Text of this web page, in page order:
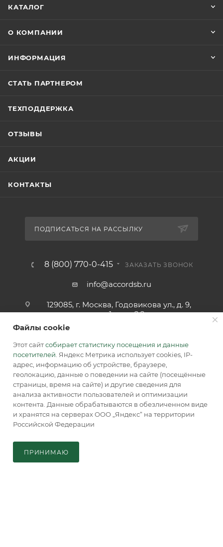
КАТАЛОГ
О КОМПАНИИ
ИНФОРМАЦИЯ
СТАТЬ ПАРТНЕРОМ
ТЕХПОДДЕРЖКА
ОТЗЫВЫ
АКЦИИ
КОНТАКТЫ
ПОДПИСАТЬСЯ НА РАССЫЛКУ
8 (800) 770-0-415 ЗАКАЗАТЬ ЗВОНОК
info@accordsb.ru
129085, г. Москва, Годовикова ул., д. 9,
стр. 1, пом. 2.2
Адрес для почтовой корреспонденции:
129085, г. Москва, а/я. 64
2026 © Обращаем Ваше внимание на то, что вся
информация, размещенная на сайте, носит
информационный характер и не является публичной
офертой, определяемой положениями Статьи 437 (2) ГК РФ.
Файлы cookie
Этот сайтсобирает статистику посещения и данные
посетителей . Яндекс Метрика использует cookies, IP-
адрес, информацию об устройстве, браузере,
геолокацию, данные о поведении на сайте (посещённые
страницы, время на сайте) и другие сведения для
анализа активности пользователей и оптимизации
контента. Данные обрабатываются в обезличенном виде
и хранятся на серверах ООО „Яндекс“ на территории
Российской Федерации
ПРИНИМАЮ
Главная
Кабинет